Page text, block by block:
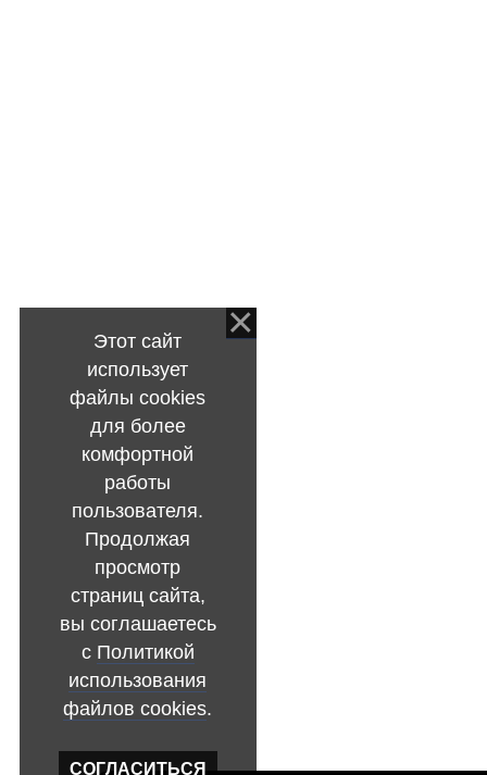
Этот сайт
использует
файлы cookies
для более
комфортной
работы
пользователя.
Продолжая
просмотр
страниц сайта,
вы соглашаетесь
с Политикой
использования
файлов cookies.
СОГЛАСИТЬСЯ